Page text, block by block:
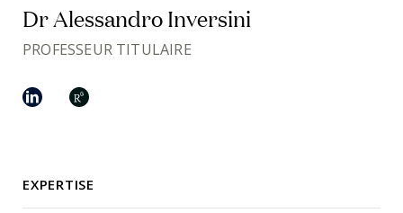
Dr Alessandro Inversini
PROFESSEUR TITULAIRE
EXPERTISE